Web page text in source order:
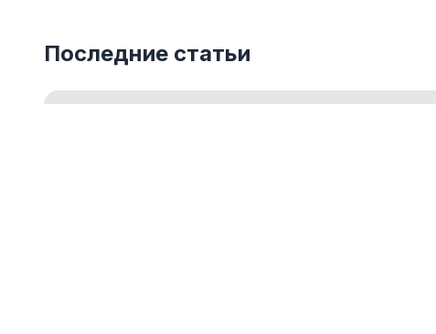
Последние статьи